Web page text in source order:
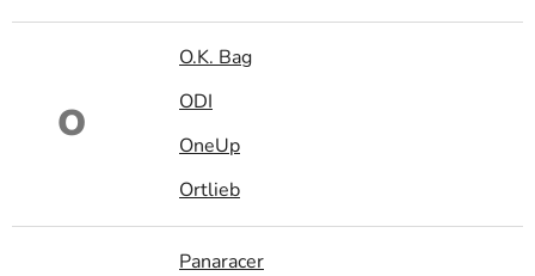
O
O.K. Bag
ODI
OneUp
Ortlieb
Panaracer